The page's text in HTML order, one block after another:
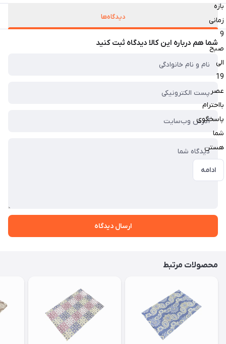
بازه
زمانی
9
صبح
الی
19
عصر
بااحترام
پاسخگوی
شما
هستن
ادامه
دیدگاه‌ها
شما هم درباره این کالا دیدگاه ثبت کنید
ارسال دیدگاه
محصولات مرتبط